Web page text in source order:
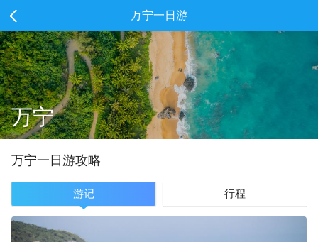
万宁一日游
万宁
万宁一 日游攻略
游记 行程